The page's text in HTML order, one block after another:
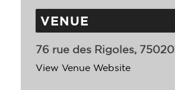
VENUE
76 rue des Rigoles, 75020
View Venue Website